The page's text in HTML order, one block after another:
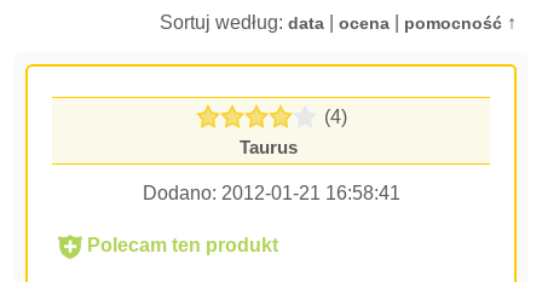
Sortuj według: data| ocena| pomocność↑
(4)
Taurus
Dodano: 2012-01-21 16:58:41
Polecam ten produkt